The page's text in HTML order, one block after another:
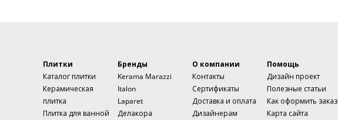
Плитки
Каталог плитки
Керамическая
плитка
Плитка для ванной
Бренды
Kerama Marazzi
Italon
Laparet
Делакора
О компании
Контакты
Сертификаты
Доставка и оплата
Дизайнерам
Помощь
Дизайн проект
Полезные статьи
Как оформить заказ
Карта сайта